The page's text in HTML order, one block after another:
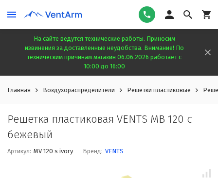
На сайте ведутся технические работы. Приносим
извинения за доставленные неудобства. Внимание! По
техническим причинам магазин 06.06.2026 работает с
10:00 до 16:00
Главная Воздухораспределители Решетки пластиковые
Решетка пластиковая VENTS МВ 120 с
бежевый
Артикул: MV 120 s ivory Бренд: VENTS